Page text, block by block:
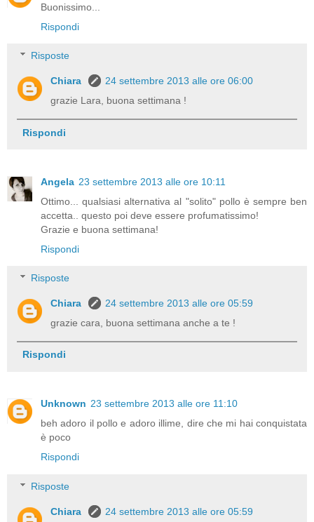
Buonissimo...
Rispondi
Risposte
Chiara
24 settembre 2013 alle ore 06:00
grazie Lara, buona settimana !
Rispondi
Angela 23 settembre 2013 alle ore 10:11
Ottimo... qualsiasi alternativa al "solito" pollo è sempre ben
accetta.. questo poi deve essere profumatissimo!
Grazie e buona settimana!
Rispondi
Risposte
Chiara
24 settembre 2013 alle ore 05:59
grazie cara, buona settimana anche a te !
Rispondi
Unknown 23 settembre 2013 alle ore 11:10
beh adoro il pollo e adoro illime, dire che mi hai conquistata
è poco
Rispondi
Risposte
Chiara
24 settembre 2013 alle ore 05:59